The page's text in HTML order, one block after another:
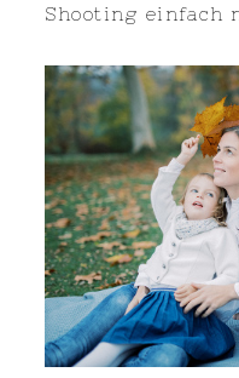
Shooting einfach